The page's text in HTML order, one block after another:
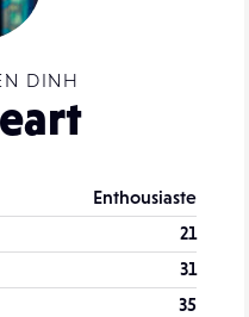
DINH
Enthousiaste
21
31
35